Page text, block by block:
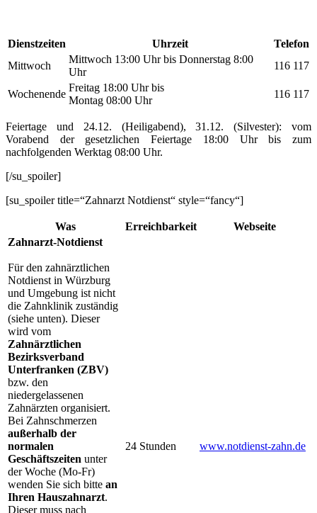
Dienstzeiten Uhrzeit
Telefon
Mittwoch
Mittwoch 13:00 Uhr bis Donnerstag 8:00
Uhr
116 117
Wochenende
Freitag 18:00 Uhr bis
Montag 08:00 Uhr
116 117
Feiertage und 24.12. (Heiligabend), 31.12. (Silvester): vom
Vorabend der gesetzlichen Feiertage 18:00 Uhr bis zum
nachfolgenden Werktag 08:00 Uhr.
[/su_spoiler]
[su_spoiler title=“Zahnarzt Notdienst“ style=“fancy“]
Was Erreichbarkeit
Webseite
Zahnarzt-Notdienst
Für den zahnärztlichen
Notdienst in Würzburg
und Umgebung ist nicht
die Zahnklinik zuständig
(siehe unten). Dieser
wird vom
Zahnärztlichen
Bezirksverband
Unterfranken (ZBV)
bzw. den
niedergelassenen
Zahnärzten organisiert.
Bei Zahnschmerzen
außerhalb der
normalen
Geschäftszeiten unter
der Woche (Mo-Fr)
wenden Sie sich bitte an
Ihren Hauszahnarzt.
Dieser muss nach
24 Stunden www.notdienst-zahn.de